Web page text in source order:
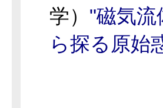
学） "磁気
ら探る原始